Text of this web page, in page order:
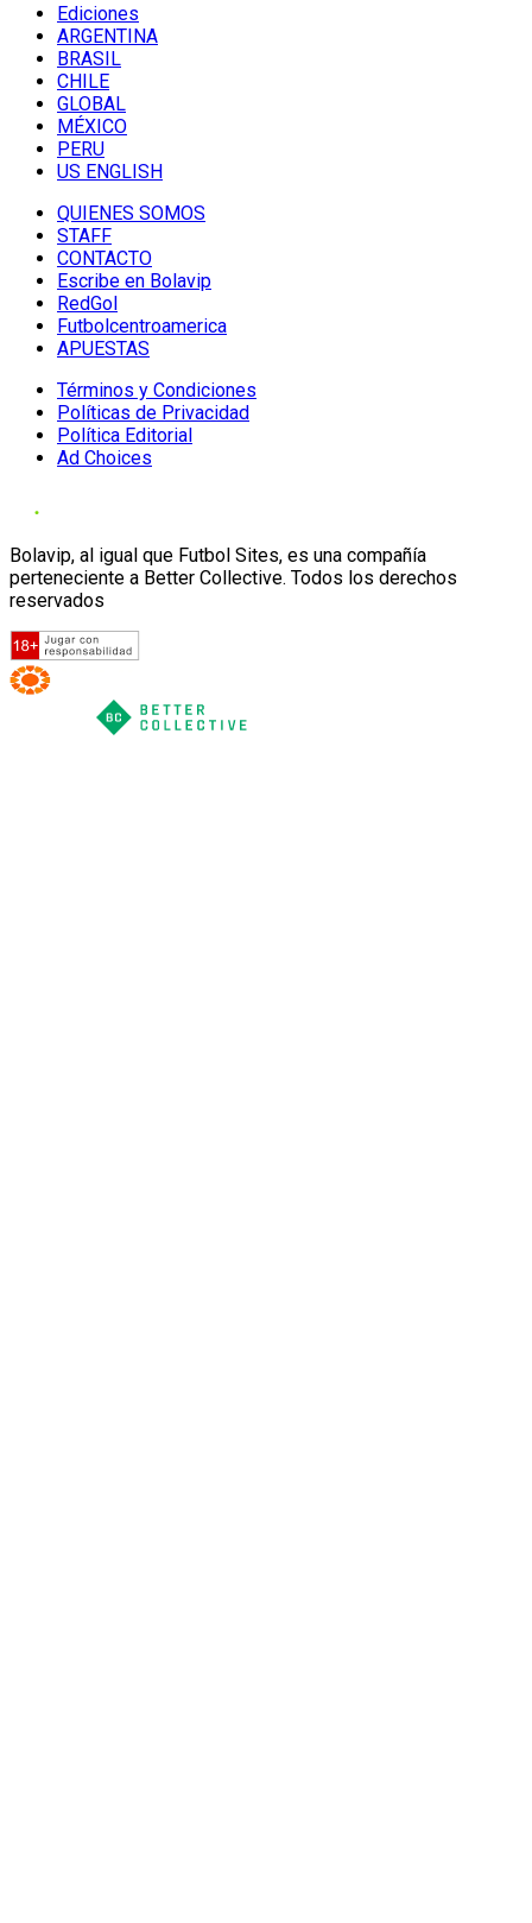
Ediciones
ARGENTINA
BRASIL
CHILE
GLOBAL
MÉXICO
PERU
US ENGLISH
QUIENES SOMOS
STAFF
CONTACTO
Escribe en Bolavip
RedGol
Futbolcentroamerica
APUESTAS
Términos y Condiciones
Políticas de Privacidad
Política Editorial
Ad Choices
Bolavip, al igual que Futbol Sites, es una compañía
perteneciente a Better Collective. Todos los derechos
reservados